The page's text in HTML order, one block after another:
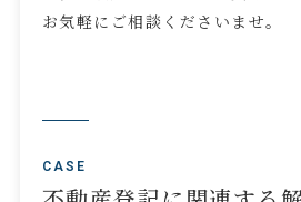
お気軽にご相談くださいませ。
CASE